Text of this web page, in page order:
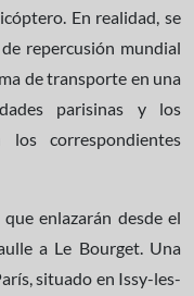
En realidad, se
repercusión mundial
de transporte en una
parisinas y los
los correspondientes
enlazarán desde el
a Le Bourget. Una
situado en Issy-les-